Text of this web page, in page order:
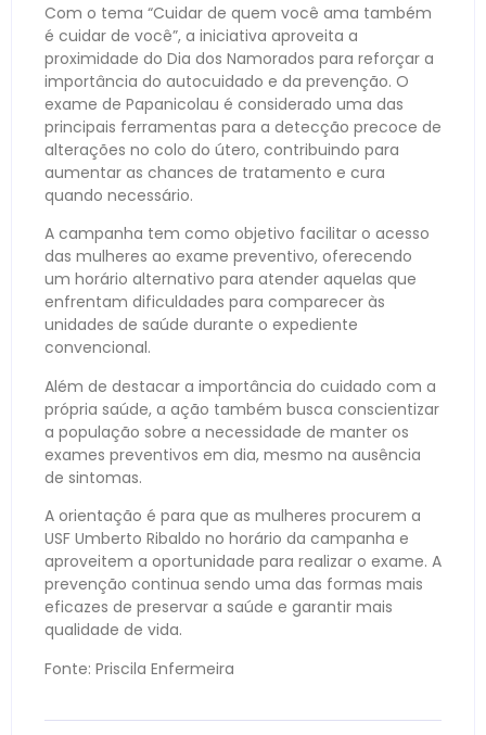
Com o tema “Cuidar de quem você ama também
é cuidar de você”, a iniciativa aproveita a
proximidade do Dia dos Namorados para reforçar a
importância do autocuidado e da prevenção. O
exame de Papanicolau é considerado uma das
principais ferramentas para a detecção precoce de
alterações no colo do útero, contribuindo para
aumentar as chances de tratamento e cura
quando necessário.
A campanha tem como objetivo facilitar o acesso
das mulheres ao exame preventivo, oferecendo
um horário alternativo para atender aquelas que
enfrentam dificuldades para comparecer às
unidades de saúde durante o expediente
convencional.
Além de destacar a importância do cuidado com a
própria saúde, a ação também busca conscientizar
a população sobre a necessidade de manter os
exames preventivos em dia, mesmo na ausência
de sintomas.
A orientação é para que as mulheres procurem a
USF Umberto Ribaldo no horário da campanha e
aproveitem a oportunidade para realizar o exame. A
prevenção continua sendo uma das formas mais
eficazes de preservar a saúde e garantir mais
qualidade de vida.
Fonte: Priscila Enfermeira